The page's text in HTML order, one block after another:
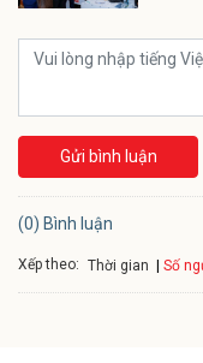
Gửi bình luận
(0) Bình luận
Xếp theo: Thời gian Số